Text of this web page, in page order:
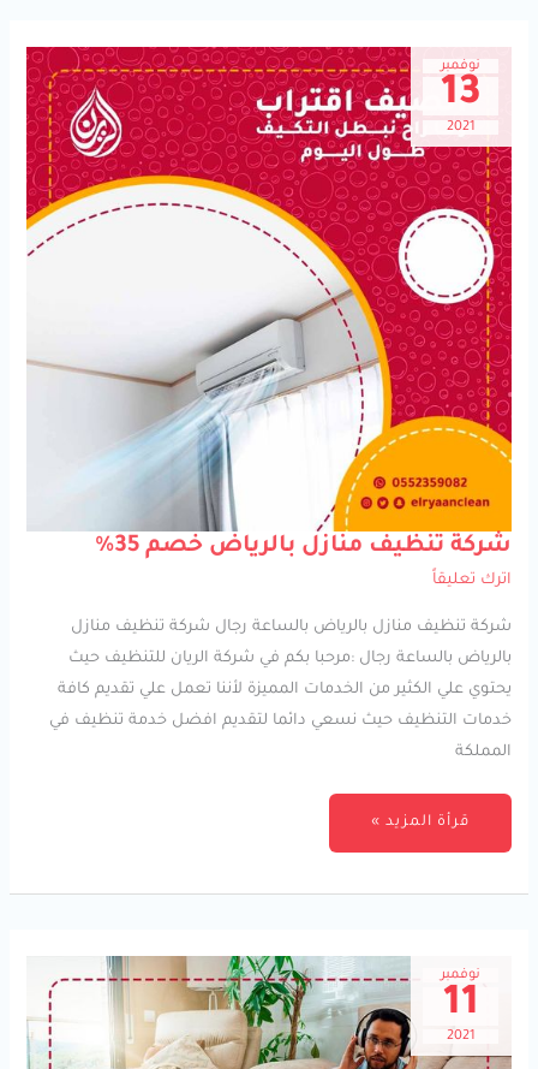
نوفمبر
13
2021
شركة تنظيف منازل بالرياض خصم 35%
اترك تعليقاً
شركة تنظيف منازل بالرياض بالساعة رجال شركة تنظيف منازل
بالرياض بالساعة رجال :مرحبا بكم في شركة الريان للتنظيف حيث
يحتوي علي الكثير من الخدمات المميزة لأننا تعمل علي تقديم كافة
خدمات التنظيف حيث نسعي دائما لتقديم افضل خدمة تنظيف في
المملكة
شركة
تنظيف
منازل
بالرياض
35%
قرأة المزيد »
نوفمبر
11
2021